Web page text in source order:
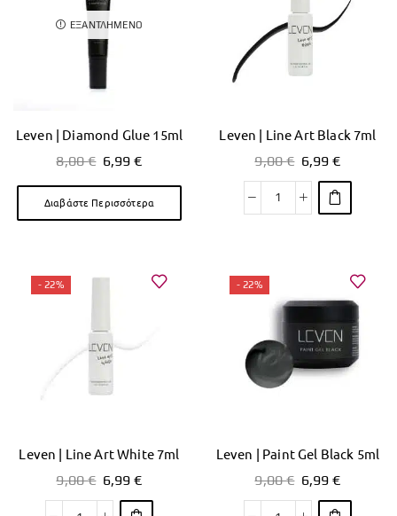
ΕΞΑΝΤΛΗΜΈΝΟ
Leven | Diamond Glue 15ml
8,00€ 6,99€
Διαβάστε Περισσότερα
Leven | Line Art Black 7ml
9,00€ 6,99€
- 22%
Leven | Line Art White 7ml
9,00€ 6,99€
- 22%
Leven | Paint Gel Black 5ml
9,00€ 6,99€